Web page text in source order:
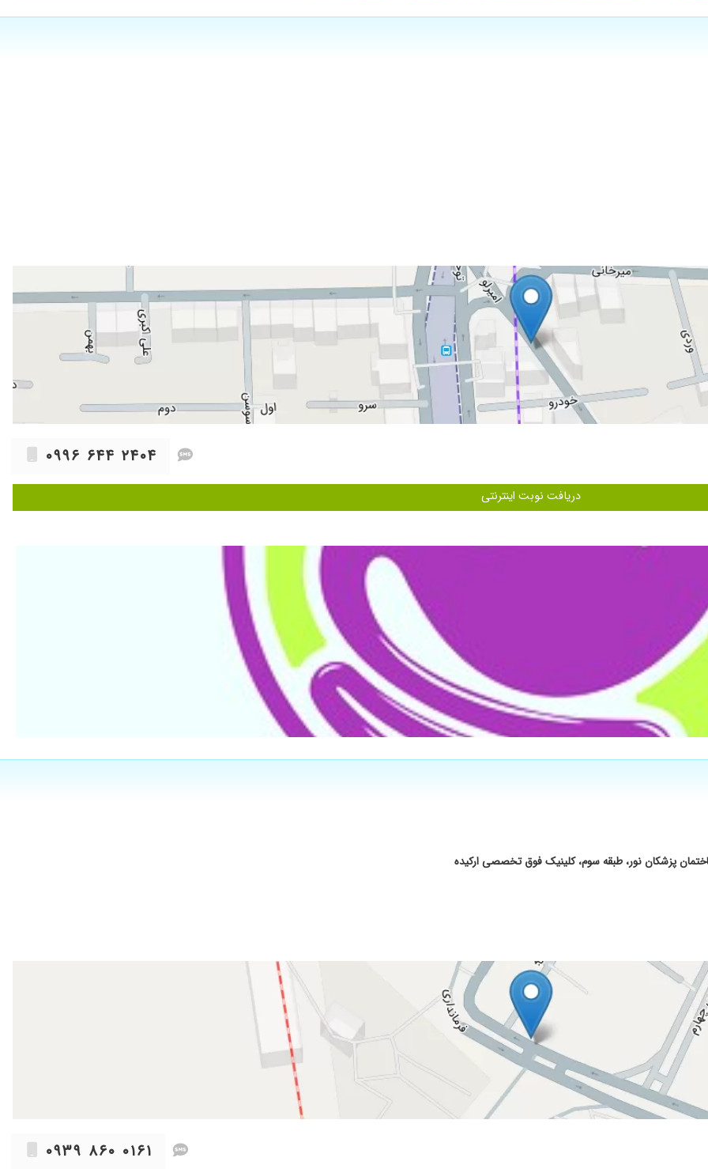
۰۹۹۶ ۶۴۴ ۲۴۰۴
دریافت نوبت اینترنتی
پزشکان نور، طبقه سوم، کلینیک فوق تخصصی ارکیده
۰۹۳۹ ۸۶۰ ۰۱۶۱